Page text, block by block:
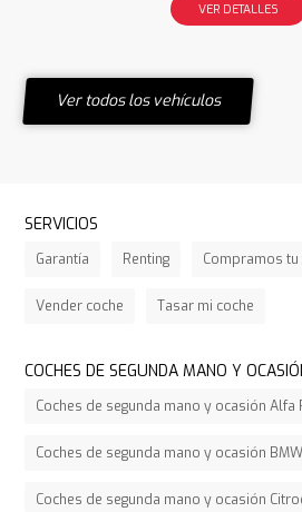
VER DETALLES
Ver todos los vehículos
SERVICIOS
Garantía Renting Compramos tu
Vender coche Tasar mi coche
COCHES DE SEGUNDA MANO Y
Coches de segunda mano y ocasión Alfa
Coches de segunda mano y ocasión BMW
Coches de segunda mano y ocasión